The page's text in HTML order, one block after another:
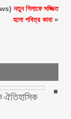
নতুন গিলাফে সজ্জিত
হলো পবিত্র কাবা»
ঐতিহাসিক